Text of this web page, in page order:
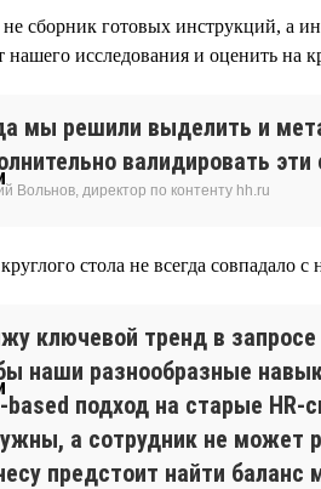
сборник готовых инструкций, а
нашего исследования и оценить на
мы решили выделить и
валидировать
Вольнов, директор по контенту hh.ru
стола не всегда
ключевой тренд в
наши разнообразные
подход на старые HR-
а сотрудник не может
предстоит найти